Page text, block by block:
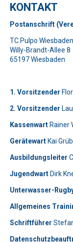
KONTAKT
Postanschrift
TC Pulpo Wiesbaden
Willy-Brandt-Allee 8
65197 Wiesbaden
1. Vorsitzender
2. Vorsitzender
Bitte lasse dieses
Kassenwart Rainer
Gerätewart Kai
Telefon: 0179-
Ausbildungsleiter
Jugendwart Dirk
Unterwasser-
Allgemeines
Schriftführer